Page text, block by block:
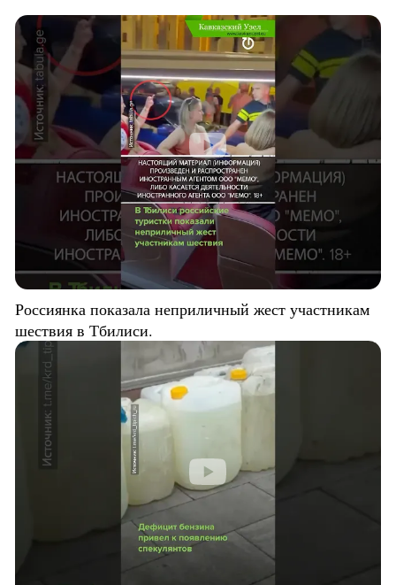
Россиянка показала неприличный жест участникам
шествия в Тбилиси.